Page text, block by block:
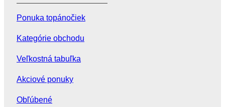
Ponuka topánočiek
Kategórie obchodu
Veľkostná tabuľka
Akciové ponuky
Obľúbené